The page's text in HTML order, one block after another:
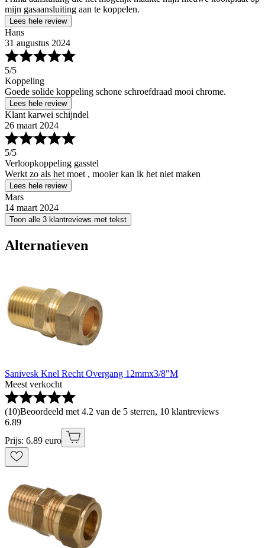
mijn gasaansluiting aan te koppelen.
Lees hele review
Hans
31 augustus 2024
5/5
Koppeling
Goede solide koppeling schone schroefdraad mooi chrome.
Lees hele review
Klant karwei schijndel
26 maart 2024
5/5
Verloopkoppeling gasstel
Werkt zo als het moet , mooier kan ik het niet maken
Lees hele review
Mars
14 maart 2024
Toon alle 3 klantreviews met tekst
Alternatieven
Sanivesk Knel Recht Overgang 12mmx3/8"M
Meest verkocht
(10)Beoordeeld met 4.2 van de 5 sterren, 10 klantreviews
6.89
Prijs: 6.89 euro